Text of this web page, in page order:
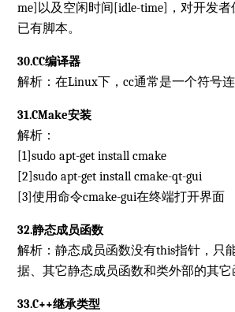
me]以及空闲时间[idle-time]，对开发
已有脚本。
30.CC编译器
解析：在Linux下，cc通常是一个符号连
31.CMake安装
解析：
[1]sudo apt-get install cmake
[2]sudo apt-get install cmake-qt-gui
[3]使用命令cmake-gui在终端打开界面
32.静态成员函数
解析：静态成员函数没有this指针，只
据、其它静态成员函数和类外部的其它
33.C++继承类型